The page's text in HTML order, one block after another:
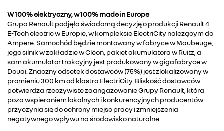
W 100% elektryczny, w 100% made in Europe
Grupa Renault podjęła świadomą decyzję o produkcji Renault 4
E-Tech electric w Europie, w kompleksie ElectriCity należącym do
Ampere. Samochód będzie montowany w fabryce w Maubeuge,
jego silnik w zakładzie w Cléon, pakiet akumulatora w Ruitz, a
sam akumulator trakcyjny jest produkowany w gigafabryce w
Douai. Znaczny odsetek dostawców (75%) jest zlokalizowany w
promieniu 300 km od klastra ElectriCity. Bliskość dostawców
potwierdza rzeczywiste zaangażowanie Grupy Renault, która
poza wspieraniem lokalnych i konkurencyjnych producentów
przyczynia się do ochrony miejsc pracy i zmniejszenia
negatywnego wpływu na środowisko naturalne.